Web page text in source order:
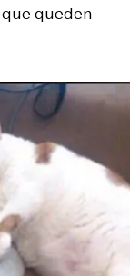
queden